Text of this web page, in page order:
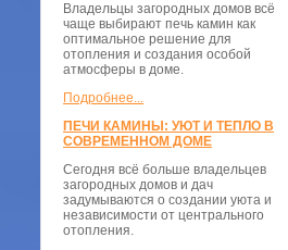
Владельцы загородных домов всё
чаще выбирают печь камин как
оптимальное решение для
отопления и создания особой
атмосферы в доме.
Подробнее...
ПЕЧИ КАМИНЫ: УЮТ И ТЕПЛО В
СОВРЕМЕННОМ ДОМЕ
Сегодня всё больше владельцев
загородных домов и дач
задумываются о создании уюта и
независимости от центрального
отопления.